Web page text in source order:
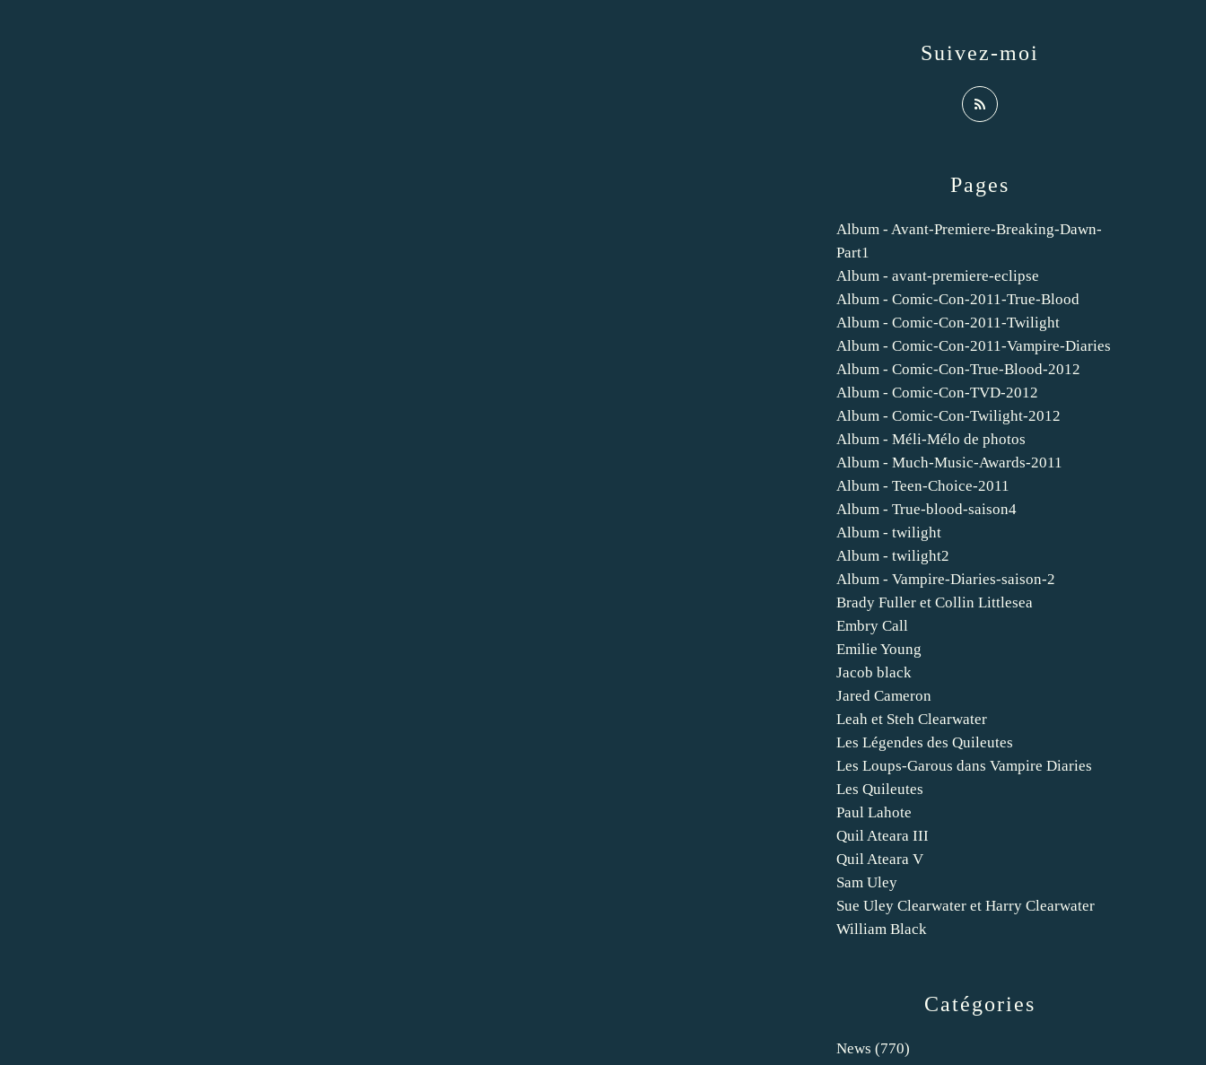
Catégories
News (770)
Pages
Album - Avant-Premiere-Breaking-Dawn-
Part1
Album - avant-premiere-eclipse
Album - Comic-Con-2011-True-Blood
Album - Comic-Con-2011-Twilight
Album - Comic-Con-2011-Vampire-Diaries
Album - Comic-Con-True-Blood-2012
Album - Comic-Con-TVD-2012
Album - Comic-Con-Twilight-2012
Album - Méli-Mélo de photos
Album - Much-Music-Awards-2011
Album - Teen-Choice-2011
Album - True-blood-saison4
Album - twilight
Album - twilight2
Album - Vampire-Diaries-saison-2
Brady Fuller et Collin Littlesea
Embry Call
Emilie Young
Jacob black
Jared Cameron
Leah et Steh Clearwater
Les Légendes des Quileutes
Les Loups-Garous dans Vampire Diaries
Les Quileutes
Paul Lahote
Quil Ateara III
Quil Ateara V
Sam Uley
Sue Uley Clearwater et Harry Clearwater
William Black
Suivez-moi